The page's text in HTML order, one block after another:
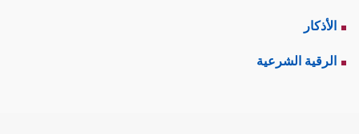
الأذكار
الرقية الشرعية